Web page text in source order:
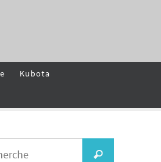
Kubota
Recherche